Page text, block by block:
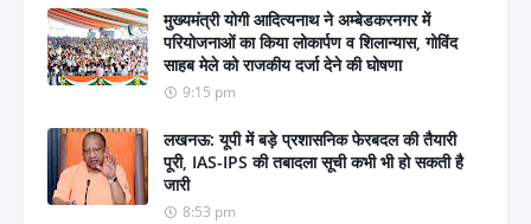
मुख्यमंत्री योगी आदित्यनाथ ने अम्बेडकरनगर में
परियोजनाओं का किया लोकार्पण व शिलान्यास, गोविंद
साहब मेले को राजकीय दर्जा देने की घोषणा
9:15 pm
लखनऊ: यूपी में बड़े प्रशासनिक फेरबदल की तैयारी
पूरी, IAS-IPS की तबादला सूची कभी भी हो सकती है
जारी
8:53 pm